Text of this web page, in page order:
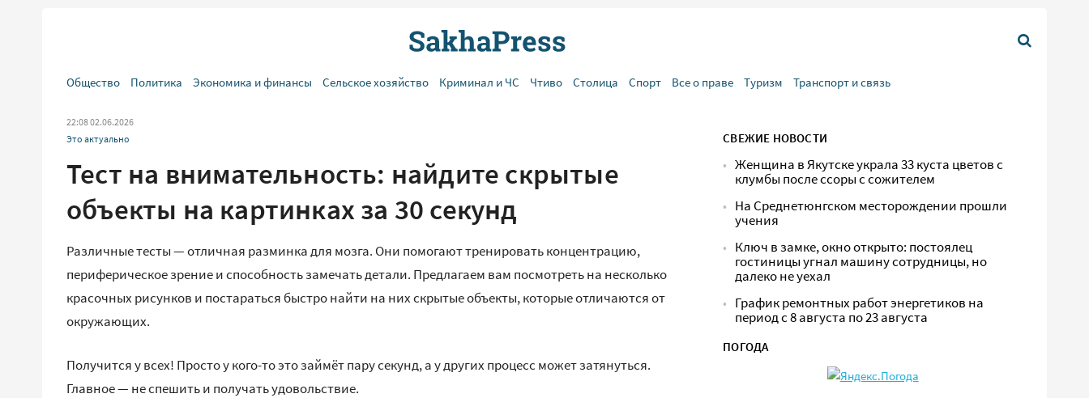
Общество Политика Экономика и финансы Сельское хозяйство Криминал и ЧС Чтиво Столица Спорт Все о праве Туризм Транспорт и связь
22:08 02.06.2026
Это актуально
Тест на внимательность: найдите скрытые
объекты на картинках за 30 секунд
Различные тесты — отличная разминка для мозга. Они помогают тренировать концентрацию,
периферическое зрение и способность замечать детали. Предлагаем вам посмотреть на несколько
красочных рисунков и постараться быстро найти на них скрытые объекты, которые отличаются от
окружающих.
Получится у всех! Просто у кого-то это займёт пару секунд, а у других процесс может затянуться.
Главное — не спешить и получать удовольствие.
СВЕЖИЕ НОВОСТИ
Женщина в Якутске украла 33 куста цветов с
клумбы после ссоры с сожителем
На Среднетюнгском месторождении прошли
учения
Ключ в замке, окно открыто: постоялец
гостиницы угнал машину сотрудницы, но
далеко не уехал
График ремонтных работ энергетиков на
период с 8 августа по 23 августа
ПОГОДА